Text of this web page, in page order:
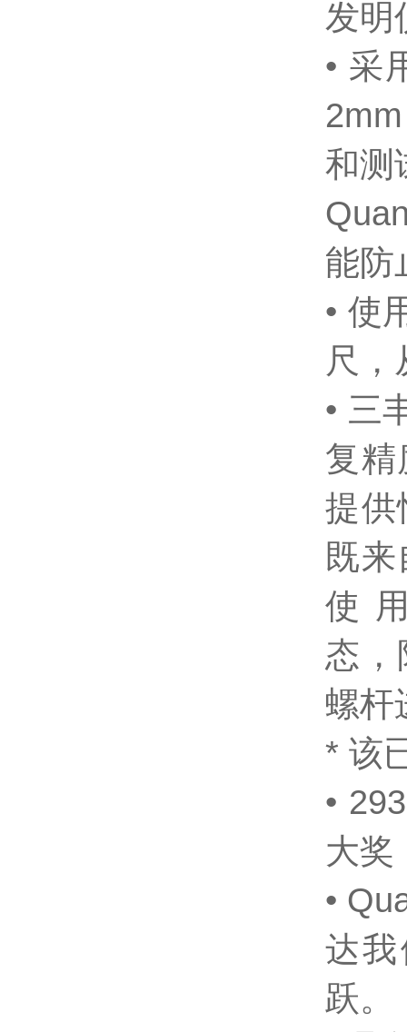
发明
• 采
和测
能防
• 使
尺
• 三
复精
提供
既
使
态
螺杆
* 该
•
大奖
•
达
跃。